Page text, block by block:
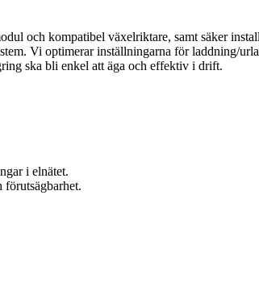
och kompatibel växelriktare, samt säker
Vi optimerar inställningarna för laddning/
ska bli enkel att äga och effektiv i drift.
i elnätet.